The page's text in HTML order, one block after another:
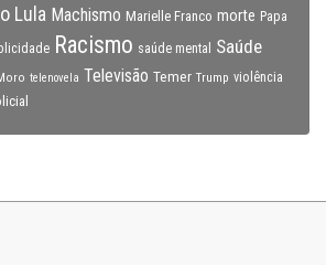
Lula Machismo Marielle Franco morte Papa
Racismo saúde mental
Saúde
telenovela Televisão Temer Trump violência